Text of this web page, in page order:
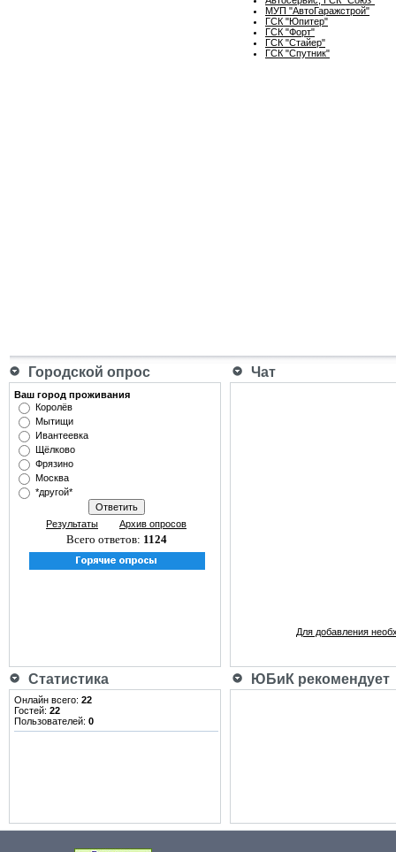
МУП "АвтоГаражстрой"
ГСК "Юпитер"
ГСК "Форт"
ГСК "Стайер"
ГСК "Спутник"
Городской опрос Чат
Ваш город проживания
Королёв
Мытищи
Ивантеевка
Щёлково
Фрязино
Москва
*другой*
Результаты Архив опросов
Всего ответов: 1124
Для добавления
Статистика ЮБиК рекомендует
Онлайн всего: 22
Гостей: 22
Пользователей: 0